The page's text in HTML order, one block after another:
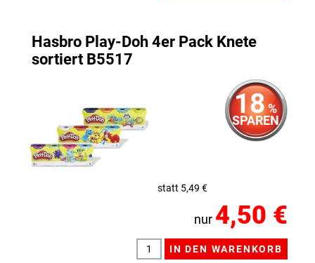
Hasbro Play-Doh 4er Pack Knete
sortiert B5517
18 %
SPAREN
statt 5,49 €
nur 4,50 €